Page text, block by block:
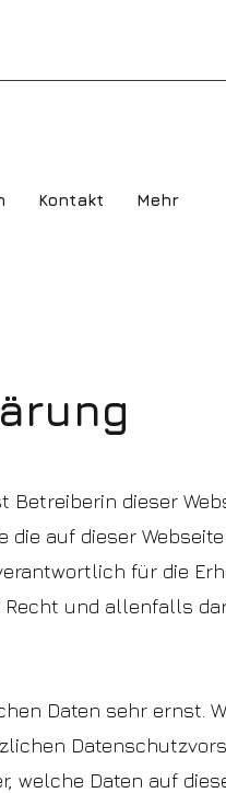
Kontakt Mehr
Betreiberin dieser
die auf dieser
für die
und allenfalls
Daten sehr ernst.
welche Daten auf